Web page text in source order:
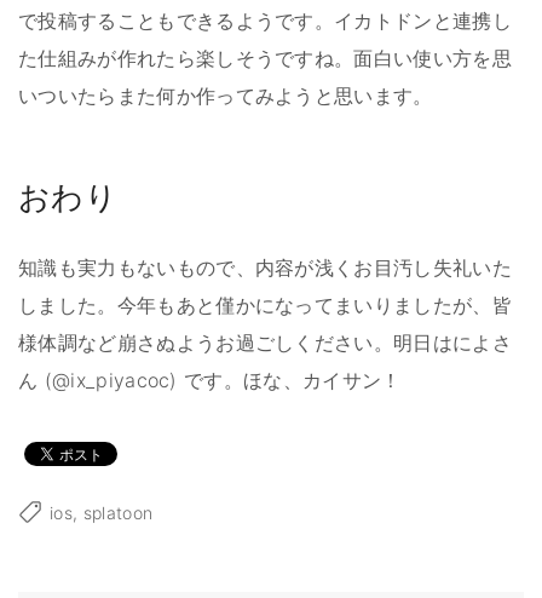
で投稿することもできるようです。イカトドンと連携し
た仕組みが作れたら楽しそうですね。面白い使い方を思
いついたらまた何か作ってみようと思います。
おわり
知識も実力もないもので、内容が浅くお目汚し失礼いた
しました。今年もあと僅かになってまいりましたが、皆
様体調など崩さぬようお過ごしください。明日はによさ
ん (@ix_piyacoc) です。ほな、カイサン！
ios splatoon